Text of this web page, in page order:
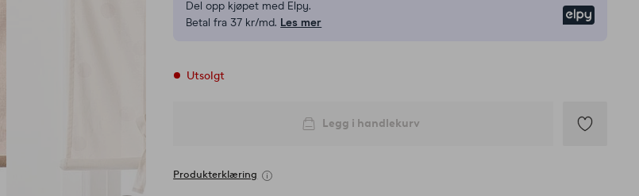
Del opp kjøpet med Elpy.
Betal fra 37 kr/md. Les mer
Utsolgt
Legg i handlekurv
Produkterklæring